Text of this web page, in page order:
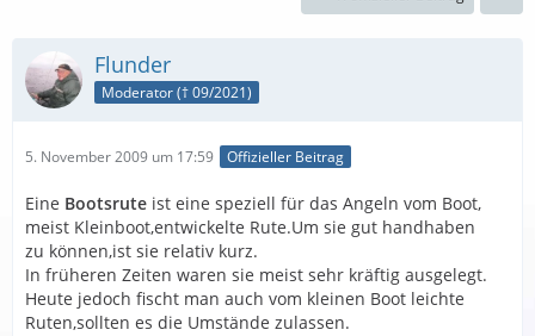
Flunder
Moderator († 09/2021)
5. November 2009 um 17:59 Offizieller Beitrag
Eine Bootsrute ist eine speziell für das Angeln vom Boot,
meist Kleinboot,entwickelte Rute.Um sie gut handhaben
zu können,ist sie relativ kurz.
In früheren Zeiten waren sie meist sehr kräftig ausgelegt.
Heute jedoch fischt man auch vom kleinen Boot leichte
Ruten,sollten es die Umstände zulassen.